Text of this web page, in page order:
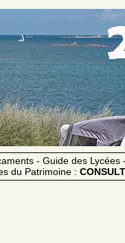
- Guide des Lycées
du Patrimoine :